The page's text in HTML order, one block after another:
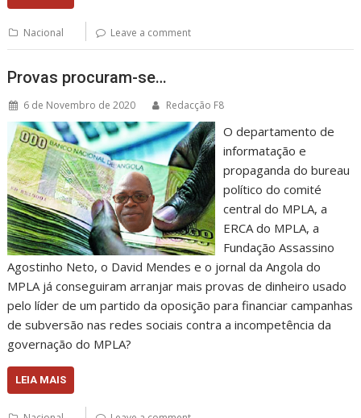
Nacional Leave a comment
Provas procuram-se…
6 de Novembro de 2020 Redacção F8
O departamento de
informatação e
propaganda do bureau
político do comité
central do MPLA, a
ERCA do MPLA, a
Fundação Assassino
Agostinho Neto, o David Mendes e o jornal da Angola do
MPLA já conseguiram arranjar mais provas de dinheiro usado
pelo líder de um partido da oposição para financiar campanhas
de subversão nas redes sociais contra a incompetência da
governação do MPLA?
LEIA MAIS